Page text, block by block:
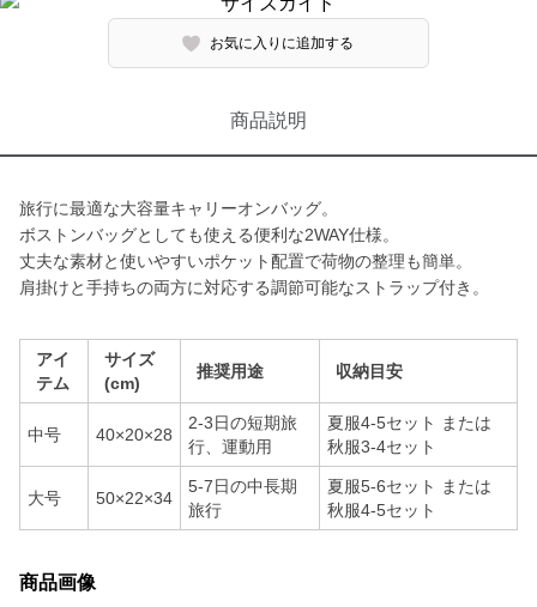
お気に入りに追加する
商品説明
旅行に最適な大容量キャリーオンバッグ。
ボストンバッグとしても使える便利な2WAY仕様。
丈夫な素材と使いやすいポケット配置で荷物の整理も簡単。
肩掛けと手持ちの両方に対応する調節可能なストラップ付き。
アイ
テム
サイズ
(cm)
推奨用途 収納目安
中号 40×20×28
2-3日の短期旅
行、運動用
夏服4-5セット または
秋服3-4セット
大号 50×22×34
5-7日の中長期
旅行
夏服5-6セット または
秋服4-5セット
商品画像